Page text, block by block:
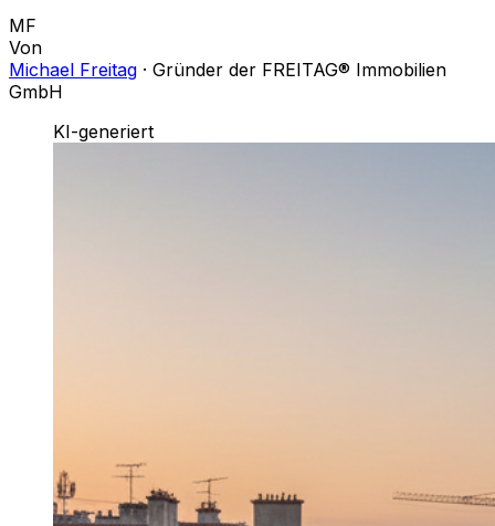
MF
Von
Michael Freitag · Gründer der FREITAG® Immobilien
GmbH
KI-generiert